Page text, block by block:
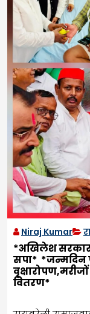
Niraj Kumar
*अखिलेश
सपा* *जन्मदिन
वितरण*